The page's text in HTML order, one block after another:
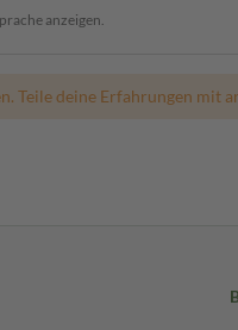
anzeigen.
Teile deine Erfahrungen mit